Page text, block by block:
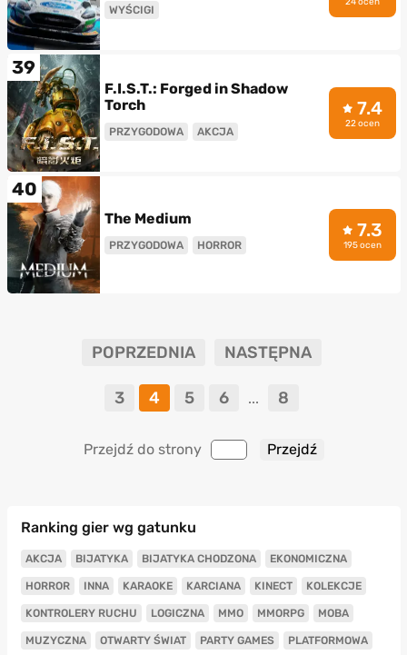
WYŚCIGI
39
F.I.S.T.: Forged in Shadow
Torch
PRZYGODOWA AKCJA
7.4
22 ocen
40
The Medium
PRZYGODOWA HORROR
7.3
195 ocen
POPRZEDNIA NASTĘPNA
3 4 5 6 ... 8
Przejdź do strony
Ranking gier wg gatunku
AKCJA BIJATYKA BIJATYKA CHODZONA EKONOMICZNA
HORROR INNA KARAOKE KARCIANA KINECT KOLEKCJE
KONTROLERY RUCHU LOGICZNA MMO MMORPG MOBA
MUZYCZNA OTWARTY ŚWIAT PARTY GAMES PLATFORMOWA